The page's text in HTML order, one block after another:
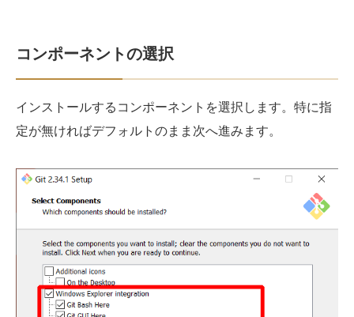
コンポーネントの選択
インストールするコンポーネントを選択します。特に指
定が無ければデフォルトのまま次へ進みます。